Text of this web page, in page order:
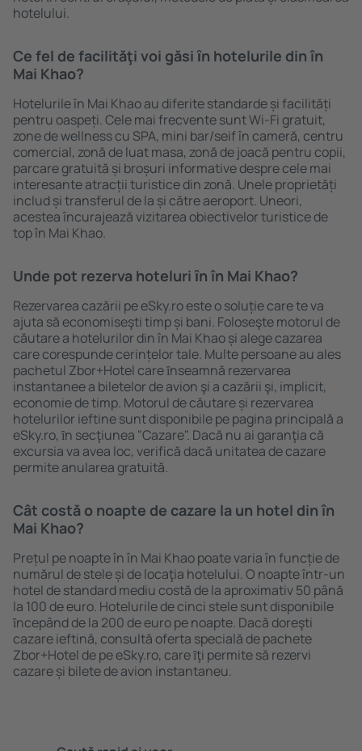
hotelului.
Ce fel de facilităţi voi găsi ȋn hotelurile din în
Mai Khao?
Hotelurile în Mai Khao au diferite standarde și facilități
pentru oaspeți. Cele mai frecvente sunt Wi-Fi gratuit,
zone de wellness cu SPA, mini bar/seif în cameră, centru
comercial, zonă de luat masa, zonă de joacă pentru copii,
parcare gratuită și broșuri informative despre cele mai
interesante atracții turistice din zonă. Unele proprietăți
includ și transferul de la și către aeroport. Uneori,
acestea încurajează vizitarea obiectivelor turistice de
top în Mai Khao.
Unde pot rezerva hoteluri ȋn în Mai Khao?
Rezervarea cazării pe eSky.ro este o soluție care te va
ajuta să economiseşti timp și bani. Foloseşte motorul de
căutare a hotelurilor din în Mai Khao și alege cazarea
care corespunde cerințelor tale. Multe persoane au ales
pachetul Zbor+Hotel care ȋnseamnă rezervarea
instantanee a biletelor de avion şi a cazării şi, implicit,
economie de timp. Motorul de căutare și rezervarea
hotelurilor ieftine sunt disponibile pe pagina principală a
eSky.ro, ȋn secţiunea "Cazare". Dacă nu ai garanţia că
excursia va avea loc, verifică dacă unitatea de cazare
permite anularea gratuită.
Cât costă o noapte de cazare la un hotel din în
Mai Khao?
Prețul pe noapte în în Mai Khao poate varia în funcție de
numărul de stele și de locaţia hotelului. O noapte într-un
hotel de standard mediu costă de la aproximativ 50 până
la 100 de euro. Hotelurile de cinci stele sunt disponibile
ȋncepând de la 200 de euro pe noapte. Dacă doreşti
cazare ieftină, consultă oferta specială de pachete
Zbor+Hotel de pe eSky.ro, care ȋţi permite să rezervi
cazare și bilete de avion instantaneu.